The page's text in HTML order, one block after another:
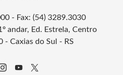
- Fax: (54) 3289.3030
andar, Ed. Estrela, Centro
- Caxias do Sul - RS